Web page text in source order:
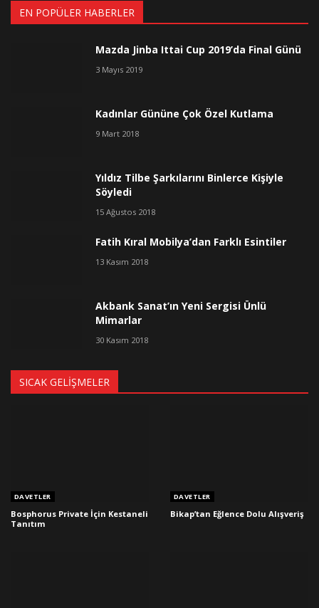
EN POPÜLER HABERLER
Mazda Jinba Ittai Cup 2019’da Final Günü
3 Mayıs 2019
Kadınlar Gününe Çok Özel Kutlama
9 Mart 2018
Yıldız Tilbe Şarkılarını Binlerce Kişiyle
Söyledi
15 Ağustos 2018
Fatih Kıral Mobilya’dan Farklı Esintiler
13 Kasım 2018
Akbank Sanat’ın Yeni Sergisi Ünlü
Mimarlar
30 Kasım 2018
SICAK GELIŞMELER
DAVETLER
Bosphorus Private İçin Kestaneli
Tanıtım
DAVETLER
Bikap’tan Eğlence Dolu Alışveriş